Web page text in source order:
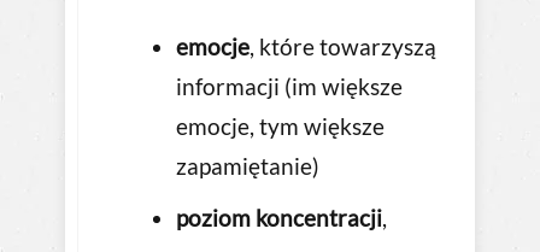
emocje, które towarzyszą
informacji (im większe
emocje, tym większe
zapamiętanie)
poziom koncentracji,